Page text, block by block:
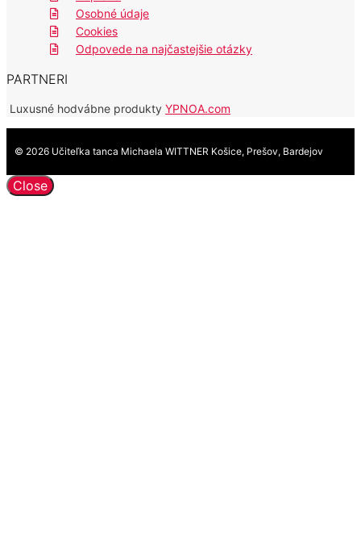
Osobné údaje
Cookies
Odpovede na najčastejšie otázky
PARTNERI
Luxusné hodvábne produkty YPNOA.com
© 2026 Učiteľka tanca Michaela WITTNER Košice, Prešov, Bardejov
Close